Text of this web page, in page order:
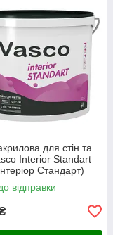
для стін та
Interior Standart
Стандарт)
відправки